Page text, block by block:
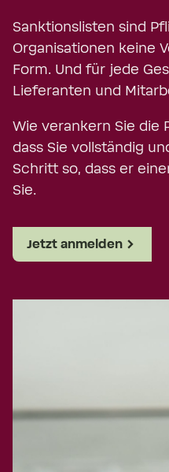
Sanktionslisten sind
Organisationen keine
Form. Und für jede
Lieferanten und
Wie verankern Sie die
dass Sie vollständig
Schritt so, dass er
Sie.
Jetzt anmelden